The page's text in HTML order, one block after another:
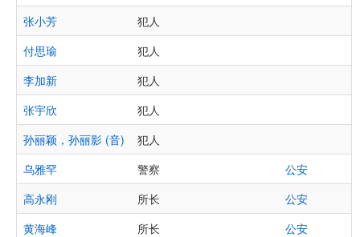
张小芳
犯人
付思瑜
犯人
李加新
犯人
张宇欣
犯人
孙丽颖，孙丽影 (音)
犯人
乌雅罕
警察
公安
高永刚
所长
公安
黄海峰
所长
公安